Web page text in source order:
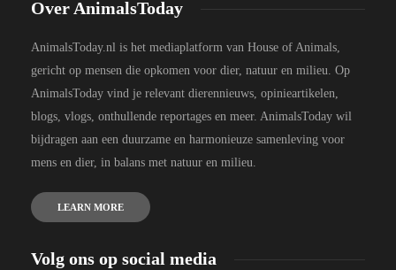
Over AnimalsToday
AnimalsToday.nl is het mediaplatform van House of Animals,
gericht op mensen die opkomen voor dier, natuur en milieu. Op
AnimalsToday vind je relevant dierennieuws, opinieartikelen,
blogs, vlogs, onthullende reportages en meer. AnimalsToday wil
bijdragen aan een duurzame en harmonieuze samenleving voor
mens en dier, in balans met natuur en milieu.
LEARN MORE
Volg ons op social media